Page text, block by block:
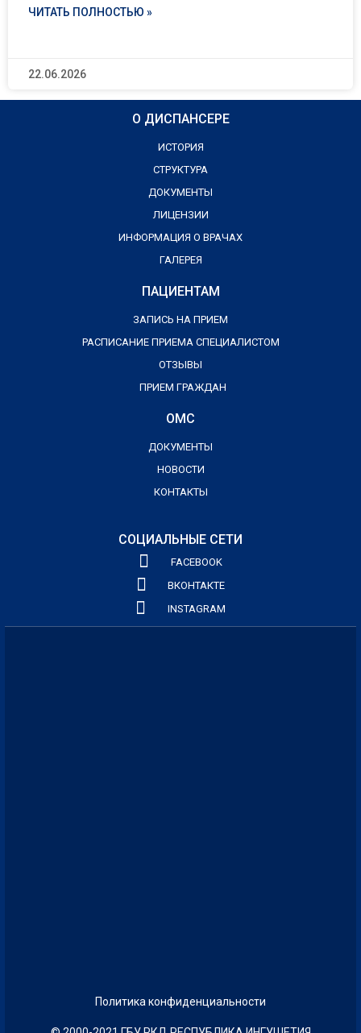
ЧИТАТЬ ПОЛНОСТЬЮ »
22.06.2026
О ДИСПАНСЕРЕ
ИСТОРИЯ
СТРУКТУРА
ДОКУМЕНТЫ
ЛИЦЕНЗИИ
ИНФОРМАЦИЯ О ВРАЧАХ
ГАЛЕРЕЯ
ПАЦИЕНТАМ
ЗАПИСЬ НА ПРИЕМ
РАСПИСАНИЕ ПРИЕМА СПЕЦИАЛИСТОМ
ОТЗЫВЫ
ПРИЕМ ГРАЖДАН
ОМС
ДОКУМЕНТЫ
НОВОСТИ
КОНТАКТЫ
СОЦИАЛЬНЫЕ СЕТИ
FACEBOOK
ВКОНТАКТЕ
INSTAGRAM
Политика конфиденциальности